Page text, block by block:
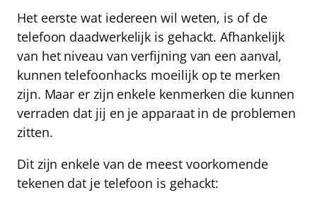
Het eerste wat iedereen wil weten, is of de
telefoon daadwerkelijk is gehackt. Afhankelijk
van het niveau van verfijning van een aanval,
kunnen telefoonhacks moeilijk op te merken
zijn. Maar er zijn enkele kenmerken die kunnen
verraden dat jij en je apparaat in de problemen
zitten.
Dit zijn enkele van de meest voorkomende
tekenen dat je telefoon is gehackt: